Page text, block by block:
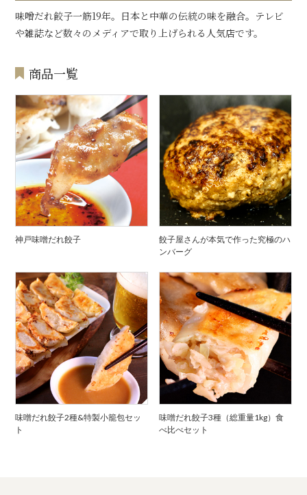
味噌だれ餃子一筋19年。日本と中華の伝統の味を融合。テレビ
や雑誌など数々のメディアで取り上げられる人気店です。
商品一覧
神戸味噌だれ餃子
餃子屋さんが本気で作った究極のハ
ンバーグ
味噌だれ餃子2種&特製小籠包セッ
ト
味噌だれ餃子3種（総重量1kg）食
べ比べセット